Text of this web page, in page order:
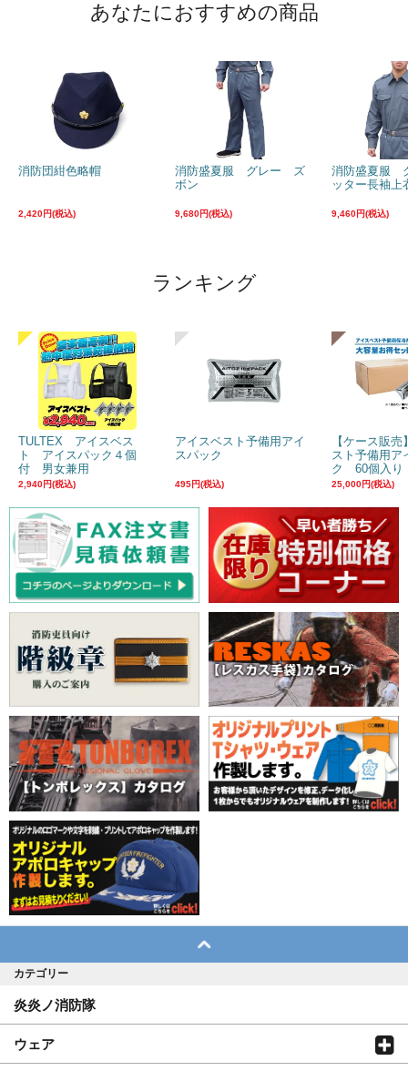
あなたにおすすめの商品
消防団紺色略帽
2,420円(税込)
消防盛夏服 グレー ズ
ボン
9,680円(税込)
消防盛夏服
ッター長袖上
9,460円(税込)
ランキング
TULTEX アイスベス
ト アイスパック４個
付 男女兼用
2,940円(税込)
アイスベスト予備用アイ
スパック
495円(税込)
【ケース販
スト予備用ア
ク 60個入り
25,000円(税込)
カテゴリー
炎炎ノ消防隊
ウェア